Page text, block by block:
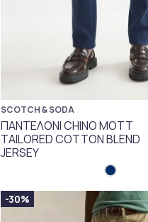
SCOTCH & SODA
ΠΑΝΤΕΛΟΝΙ CHINO MOTT
TAILORED COTTON BLEND
JERSEY
-30%